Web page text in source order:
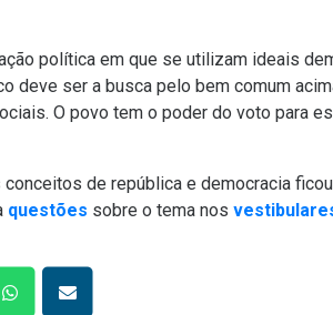
política em que se utilizam ideais
deve ser a busca pelo bem comum
O povo tem o poder do voto para
conceitos de república e democracia
questões sobre o tema nos